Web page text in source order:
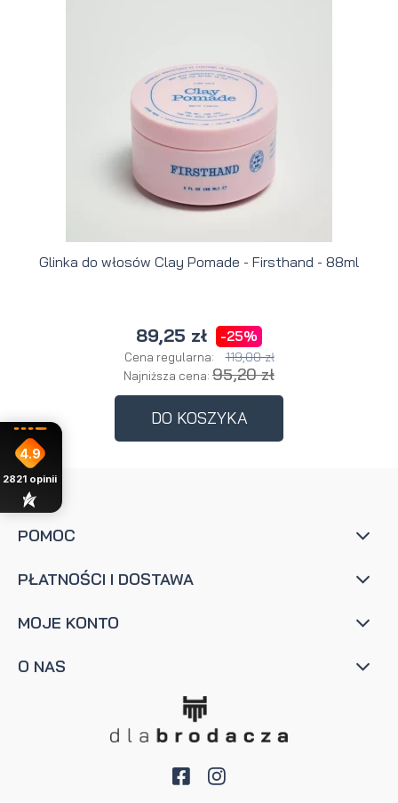
Glinka do włosów Clay Pomade - Firsthand - 88ml
89,25 zł -25%
Cena regularna: 119,00 zł
Najniższa cena: 95,20 zł
DO KOSZYKA
POMOC
PŁATNOŚCI I DOSTAWA
MOJE KONTO
O NAS
4.9
2821 opinii